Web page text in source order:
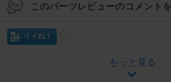
このパーツレビューのコメント
イイね！
もっと見る